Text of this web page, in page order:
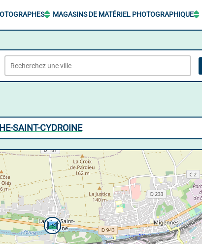
MAGASINS DE MATÉRIEL PHOTOGRAPHIQUE
SAINT-CYDROINE